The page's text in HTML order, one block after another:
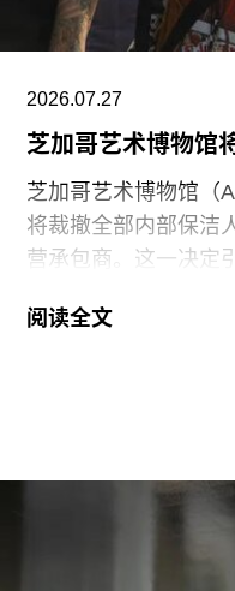
阿布扎比古根海姆
Cultural District）最
化区还包括阿布扎比
2026.07.27
芝加哥艺术博物馆
芝加哥艺术博物馆（
将裁撤全部内部保洁
营承包商。这一决定
年。这批员工的最后
示，这些员工可向即
阅读全文